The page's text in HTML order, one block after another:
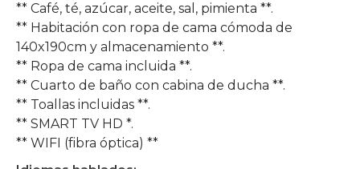
** Café, té, azúcar, aceite, sal, pimienta **.
** Habitación con ropa de cama cómoda de
140x190cm y almacenamiento **.
** Ropa de cama incluida **.
** Cuarto de baño con cabina de ducha **.
** Toallas incluidas **.
** SMART TV HD *.
** WIFI (fibra óptica) **